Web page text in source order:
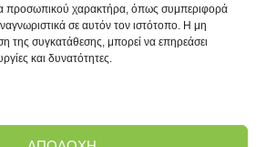
προσωπικού χαρακτήρα, όπως συμπεριφορά
σε αυτόν τον ιστότοπο. Η μη
της συγκατάθεσης, μπορεί να επηρεάσει
και δυνατότητες.